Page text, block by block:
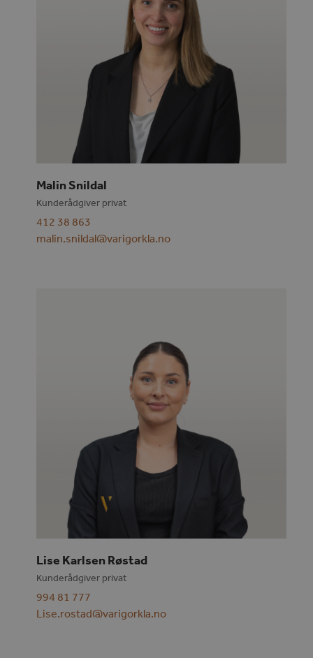
Malin Snildal
Kunderådgiver privat
412 38 863
malin.snildal@varigorkla.no
Lise Karlsen Røstad
Kunderådgiver privat
994 81 777
Lise.rostad@varigorkla.no